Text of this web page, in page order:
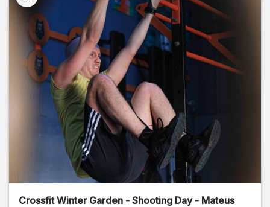
Crossfit Winter Garden - Shooting Day - Mateus